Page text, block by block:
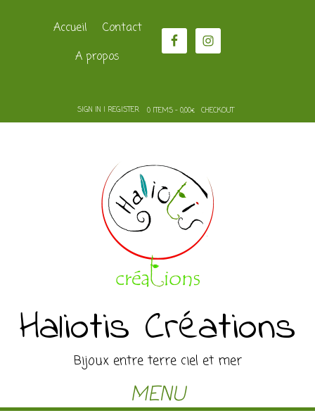
Accueil
Contact
A propos
SIGN IN | REGISTER 0 ITEMS - 0,00€ CHECKOUT
Haliotis Créations
Bijoux entre terre ciel et mer
MENU